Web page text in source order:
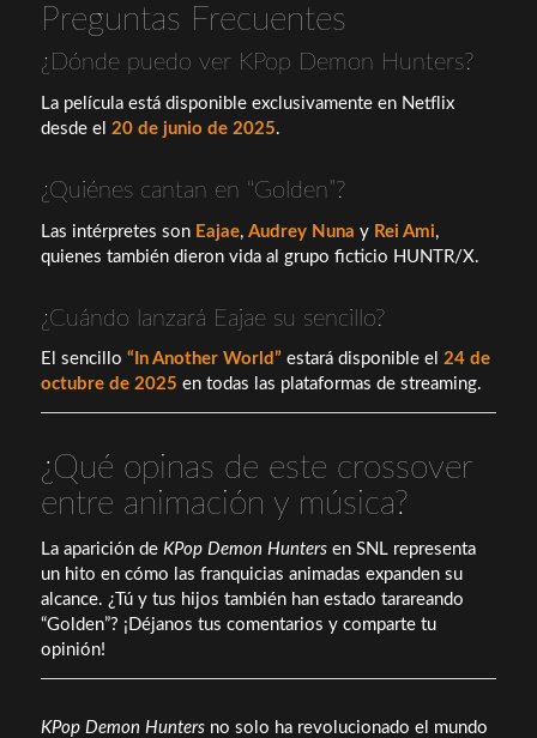
Preguntas Frecuentes
¿Dónde puedo ver KPop Demon Hunters?
La película está disponible exclusivamente en Netflix
desde el 20 de junio de 2025.
¿Quiénes cantan en “Golden”?
Las intérpretes son Eajae, Audrey Nuna y Rei Ami,
quienes también dieron vida al grupo ficticio HUNTR/X.
¿Cuándo lanzará Eajae su sencillo?
El sencillo “In Another World”estará disponible el 24 de
octubre de 2025 en todas las plataformas de streaming.
¿Qué opinas de este crossover
entre animación y música?
La aparición de KPop Demon Huntersen SNL representa
un hito en cómo las franquicias animadas expanden su
alcance. ¿Tú y tus hijos también han estado tarareando
“Golden”? ¡Déjanos tus comentarios y comparte tu
opinión!
KPop Demon Huntersno solo ha revolucionado el mundo